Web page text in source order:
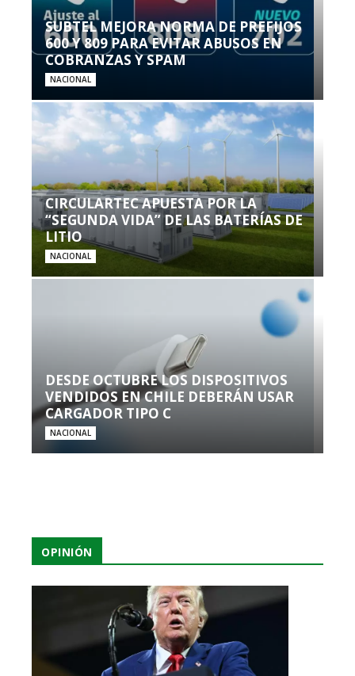
SUBTEL MEJORA NORMA DE PREFIJOS
600 Y 809 PARA EVITAR ABUSOS EN
COBRANZAS Y SPAM
NACIONAL
CIRCULARTEC APUESTA POR LA
“SEGUNDA VIDA” DE LAS BATERÍAS DE
LITIO
NACIONAL
DESDE OCTUBRE LOS DISPOSITIVOS
VENDIDOS EN CHILE DEBERÁN USAR
CARGADOR TIPO C
NACIONAL
OPINIÓN